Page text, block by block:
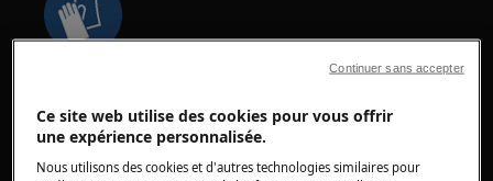
Portez des gants de sécurité si vous effectuez
des travaux de maintenance ou de réparation
impliquant des courroies.
Ce site web utilise des cookies pour vous offrir
une expérience personnalisée.
Nous utilisons des cookies et d'autres technologies similaires pour
Continuer sans accepter